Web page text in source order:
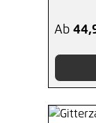
Ab